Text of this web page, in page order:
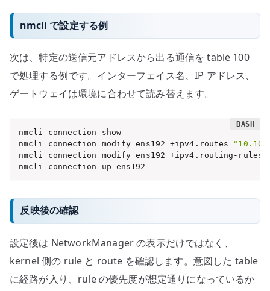
nmcli で設定する例
次は、特定の送信元アドレスから出る通信を table 100
で処理する例です。インターフェイス名、IP アドレス、
ゲートウェイは環境に合わせて読み替えます。
nmcli connection show
nmcli connection modify ens192 +ipv4.routes
nmcli connection modify ens192 +ipv4.routing-rules
nmcli connection up ens192
反映後の確認
設定後は NetworkManager の表示だけではなく、
kernel 側の rule と route を確認します。意図した table
に経路が入り、rule の優先度が想定通りになっているか